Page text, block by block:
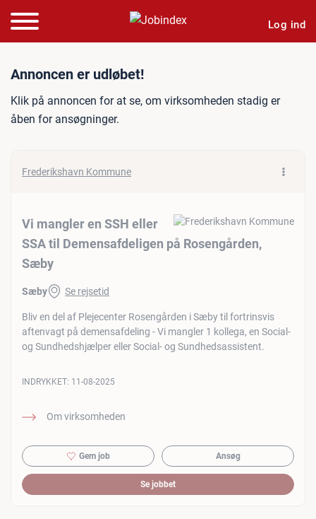
Log ind
Jobannonce: Vi mangler
Annoncen er udløbet!
Klik på annoncen for at se, om virksomheden stadig er
åben for ansøgninger.
Frederikshavn Kommune
Vi mangler en SSH eller
SSA til Demensafdeligen på Rosengården,
Sæby
Sæby Se rejsetid
Bliv en del af Plejecenter Rosengården i Sæby til fortrinsvis
aftenvagt på demensafdeling - Vi mangler 1 kollega, en Social-
og Sundhedshjælper eller Social- og Sundhedsassistent.
Om virksomheden
INDRYKKET: 11-08-2025
Gem job Ansøg
Se jobbet